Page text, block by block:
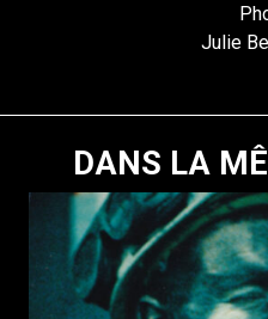
Julie
DANS LA